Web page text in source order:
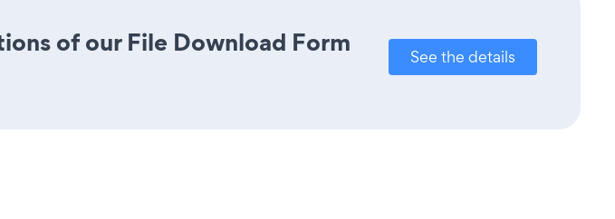
of our File Download Form
See the details